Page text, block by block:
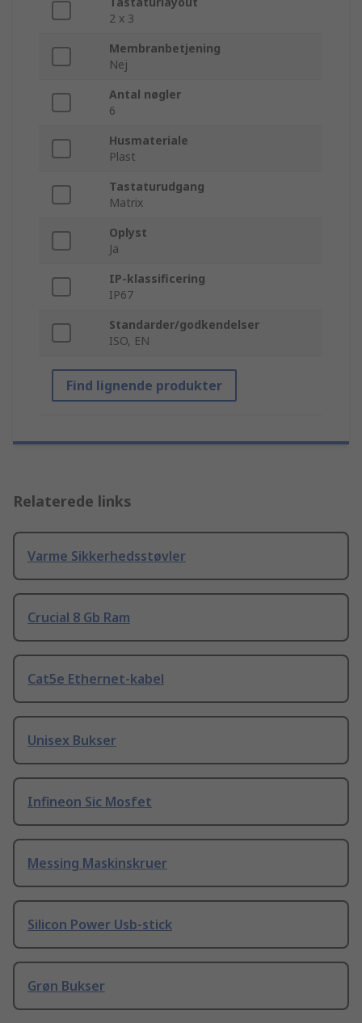
2 x 3
Membranbetjening
Nej
Antal nøgler
6
Husmateriale
Plast
Tastaturudgang
Matrix
Oplyst
Ja
IP-klassificering
IP67
Standarder/godkendelser
ISO, EN
Find lignende produkter
Relaterede links
Varme Sikkerhedsstøvler
Crucial 8 Gb Ram
Cat5e Ethernet-kabel
Unisex Bukser
Infineon Sic Mosfet
Messing Maskinskruer
Silicon Power Usb-stick
Grøn Bukser